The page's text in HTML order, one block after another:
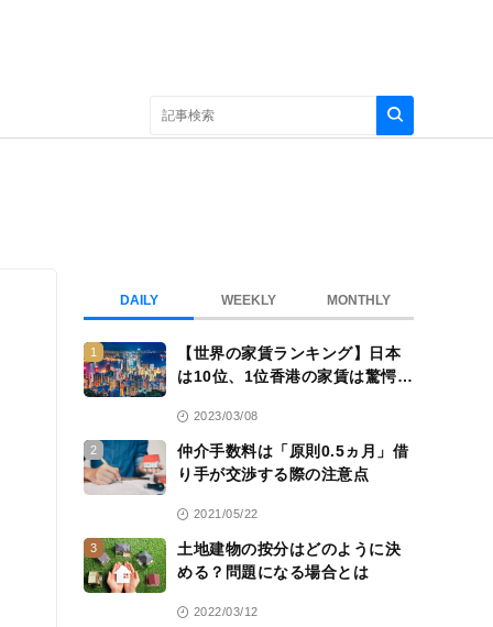
DAILY WEEKLY MONTHLY
1
【世界の家賃ランキング】日本
は10位、1位香港の家賃は驚愕
2023/03/08
2
仲介手数料は「原則0.5ヵ月」借
り手が交渉する際の注意点
2021/05/22
3
土地建物の按分はどのように決
める？問題になる場合とは
2022/03/12